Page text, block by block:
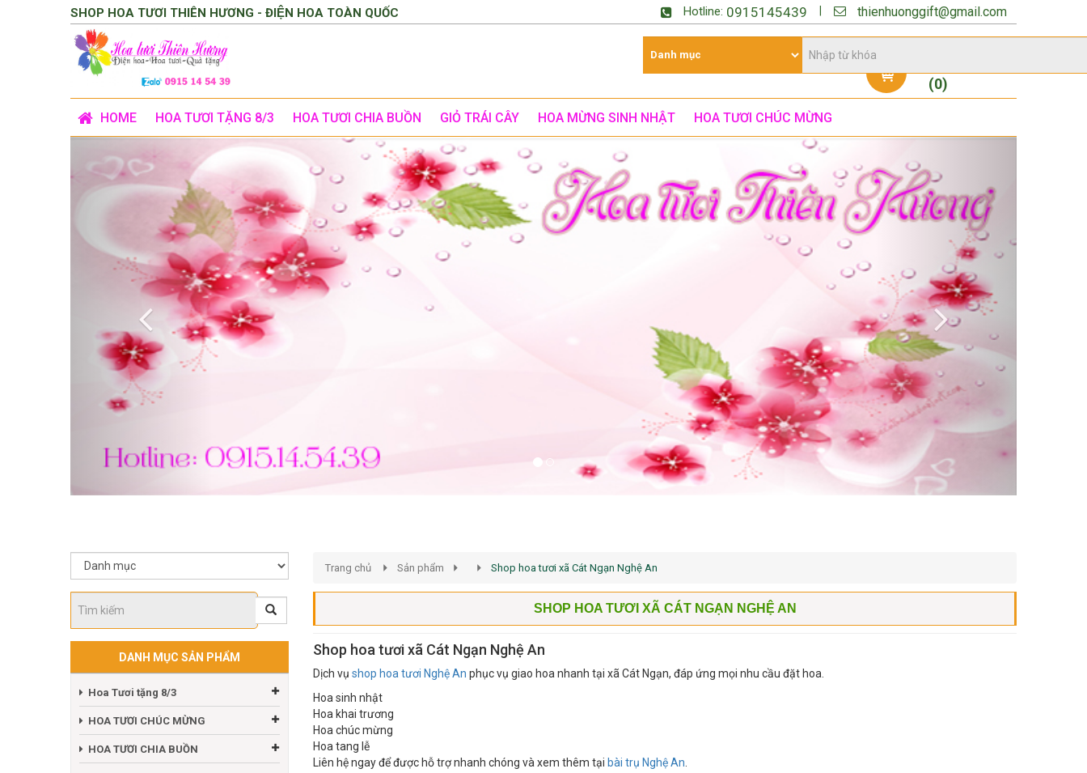
SHOP HOA TƯƠI THIÊN HƯƠNG - ĐIỆN HOA TOÀN QUỐC Hotline: 0915145439 thienhuonggift@gmail.com
(0)
HOME HOA TƯƠI TẶNG 8/3 HOA TƯƠI CHIA BUỒN GIỎ TRÁI CÂY HOA MỪNG SINH NHẬT HOA TƯƠI CHÚC MỪNG
Previous
DANH MỤC SẢN PHẨM
Hoa Tươi tặng 8/3
HOA TƯƠI CHÚC MỪNG
HOA TƯƠI CHIA BUỒN
Trang chủ Sản phẩm Shop hoa tươi xã Cát Ngạn Nghệ An
SHOP HOA TƯƠI XÃ CÁT NGẠN NGHỆ AN
Shop hoa tươi xã Cát Ngạn Nghệ An
Dịch vụ shop hoa tươi Nghệ An phục vụ giao hoa nhanh tại xã Cát Ngạn, đáp ứng mọi nhu cầu đặt hoa.
Hoa sinh nhật
Hoa khai trương
Hoa chúc mừng
Hoa tang lễ
Liên hệ ngay để được hỗ trợ nhanh chóng và xem thêm tại bài trụ Nghệ An